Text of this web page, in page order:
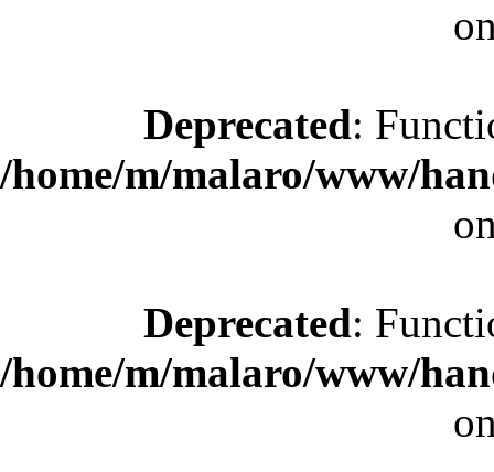
Deprecated:
/home/m/malaro/www/
Deprecated:
/home/m/malaro/www/